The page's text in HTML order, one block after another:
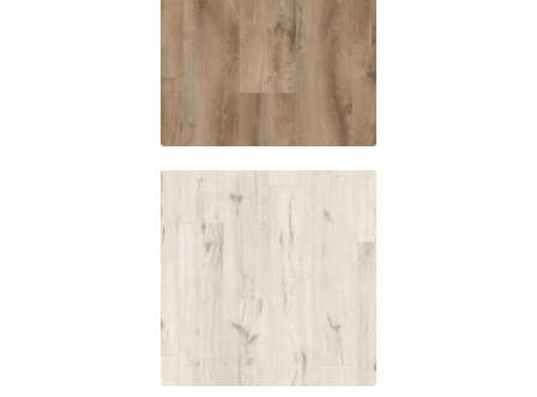
ES421
Folsom oak
ES425 Misty
oak